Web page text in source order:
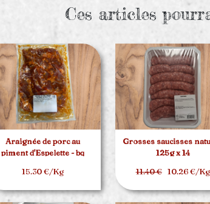
Ces articles
Araignée de porc au
piment d'Espelette - bq
15.30 €/Kg
Grosses saucisses
125g x 14
11.40 €10.26 €/Kg